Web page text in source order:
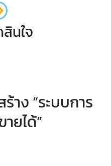
นใจ
าง “ระบบการ
ยได้”